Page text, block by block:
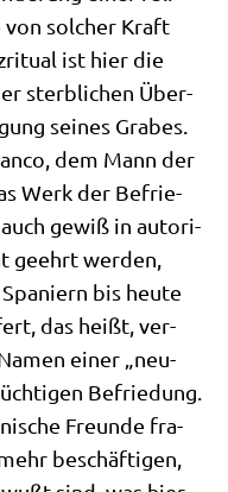
sol­cher Kraft
ist hier die
sterb­li­chen Über­
sei­nes Gra­bes.
dem Mann der
Werk der Befrie­
gewiß in auto­ri­
geehrt wer­den,
bis heu­te
das heißt, ver­
einer „neu­
Befrie­dung.
Freun­de fra­
beschäf­ti­gen,